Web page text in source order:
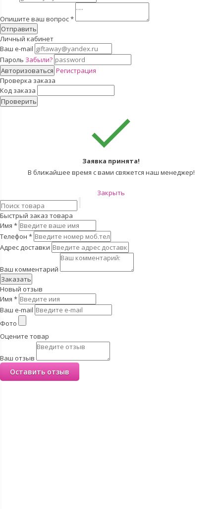
Опишите ваш вопрос*
Отправить
Личный кабинет
Ваш e-mail
Пароль Забыли?
Авторизоваться Регистрация
Проверка заказа
Код заказа
Проверить
Заявка принята!
В ближайшее время с вами свяжется наш менеджер!
Закрыть
Быстрый заказ товара
Имя *
Телефон *
Адрес доставки
Ваш комментарий
Заказать
Новый отзыв
Имя *
Ваш e-mail
Фото
Оцените товар
Ваш отзыв